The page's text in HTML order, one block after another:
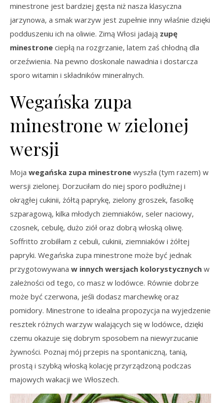
minestrone jest bardziej gęsta niż nasza klasyczna
jarzynowa, a smak warzyw jest zupełnie inny właśnie dzięki
podduszeniu ich na oliwie. Zimą Włosi jadają zupę
minestrone ciepłą na rozgrzanie, latem zaś chłodną dla
orzeźwienia. Na pewno doskonale nawadnia i dostarcza
sporo witamin i składników mineralnych.
Wegańska zupa
minestrone w zielonej
wersji
Moja wegańska zupa minestrone wyszła (tym razem) w
wersji zielonej. Dorzuciłam do niej sporo podłużnej i
okrągłej cukinii, żółtą paprykę, zielony groszek, fasolkę
szparagową, kilka młodych ziemniaków, seler naciowy,
czosnek, cebulę, dużo ziół oraz dobrą włoską oliwę.
Soffritto zrobilłam z cebuli, cukinii, ziemniaków i żółtej
papryki. Wegańska zupa minestrone może być jednak
przygotowywana w innych wersjach kolorystycznych w
zależności od tego, co masz w lodówce. Równie dobrze
może być czerwona, jeśli dodasz marchewkę oraz
pomidory. Minestrone to idealna propozycja na wyjedzenie
resztek różnych warzyw walających się w lodówce, dzięki
czemu okazuje się dobrym sposobem na niewyrzucanie
żywności. Poznaj mój przepis na spontaniczną, tanią,
prostą i szybką włoską kolację przyrządzoną podczas
majowych wakacji we Włoszech.